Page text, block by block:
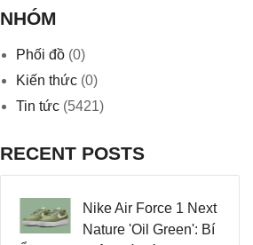
NHÓM
Phối đồ (0)
Kiến thức (0)
Tin tức (5421)
RECENT POSTS
Nike Air Force 1 Next
Nature 'Oil Green': Bí